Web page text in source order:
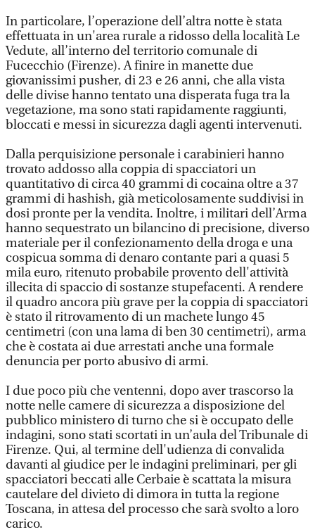
In particolare, l’operazione dell’altra notte è stata
effettuata in un'area rurale a ridosso della località Le
Vedute, all’interno del territorio comunale di
Fucecchio (Firenze). A finire in manette due
giovanissimi pusher, di 23 e 26 anni, che alla vista
delle divise hanno tentato una disperata fuga tra la
vegetazione, ma sono stati rapidamente raggiunti,
bloccati e messi in sicurezza dagli agenti intervenuti.
Dalla perquisizione personale i carabinieri hanno
trovato addosso alla coppia di spacciatori un
quantitativo di circa 40 grammi di cocaina oltre a 37
grammi di hashish, già meticolosamente suddivisi in
dosi pronte per la vendita. Inoltre, i militari dell’Arma
hanno sequestrato un bilancino di precisione, diverso
materiale per il confezionamento della droga e una
cospicua somma di denaro contante pari a quasi 5
mila euro, ritenuto probabile provento dell'attività
illecita di spaccio di sostanze stupefacenti. A rendere
il quadro ancora più grave per la coppia di spacciatori
è stato il ritrovamento di un machete lungo 45
centimetri (con una lama di ben 30 centimetri), arma
che è costata ai due arrestati anche una formale
denuncia per porto abusivo di armi.
I due poco più che ventenni, dopo aver trascorso la
notte nelle camere di sicurezza a disposizione del
pubblico ministero di turno che si è occupato delle
indagini, sono stati scortati in un’aula del Tribunale di
Firenze. Qui, al termine dell'udienza di convalida
davanti al giudice per le indagini preliminari, per gli
spacciatori beccati alle Cerbaie è scattata la misura
cautelare del divieto di dimora in tutta la regione
Toscana, in attesa del processo che sarà svolto a loro
carico.